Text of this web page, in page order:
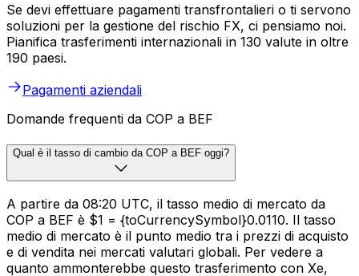
Se devi effettuare pagamenti transfrontalieri o ti servono
soluzioni per la gestione del rischio FX, ci pensiamo noi.
Pianifica trasferimenti internazionali in 130 valute in oltre
190 paesi.
Pagamenti aziendali
Domande frequenti da COP a BEF
Qual è il tasso di cambio da COP a BEF oggi?
A partire da 08:20 UTC, il tasso medio di mercato da
COP a BEF è $1 = {toCurrencySymbol}0.0110. Il tasso
medio di mercato è il punto medio tra i prezzi di acquisto
e di vendita nei mercati valutari globali. Per vedere a
quanto ammonterebbe questo trasferimento con Xe,